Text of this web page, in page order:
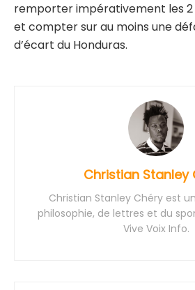
remporter impérativement les
et compter sur au moins une
d’écart du Honduras.
Christian Stanley
Christian Stanley Chéry est
philosophie, de lettres et du
Vive Voix Info.